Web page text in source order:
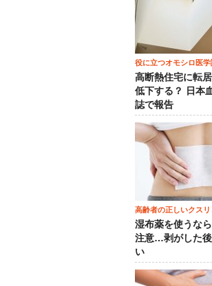
役に立つオモシロ医学
高断熱住宅に転
低下する？ 日本
誌で報告
高齢者の正しいクス
湿布薬を使うな
注意…剥がした
い